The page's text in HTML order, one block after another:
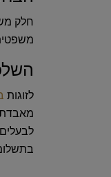
חלק
לזוגות
מאבדת
לבעלים